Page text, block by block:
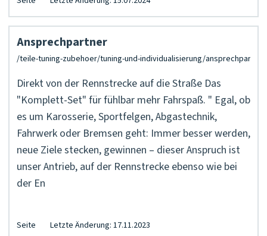
Ansprechpartner
Direkt von der Rennstrecke auf die Straße Das
"Komplett-Set" für fühlbar mehr Fahrspaß. " Egal, ob
es um Karosserie, Sportfelgen, Abgastechnik,
Fahrwerk oder Bremsen geht: Immer besser werden,
neue Ziele stecken, gewinnen – dieser Anspruch ist
unser Antrieb, auf der Rennstrecke ebenso wie bei
der En
Seite Letzte Änderung: 17.11.2023